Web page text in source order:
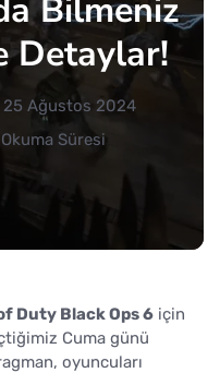
Bilmeniz
Detaylar!
25 Ağustos 2024
Süresi
Duty Black Ops 6 için
Cuma günü
oyuncuları